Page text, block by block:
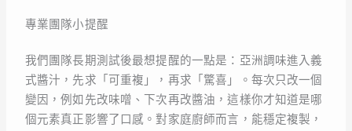
專業團隊小提醒
我們團隊長期測試後最想提醒的一點是：亞洲調味進入義
式醬汁，先求「可重複」，再求「驚喜」。每次只改一個
變因，例如先改味噌、下次再改醬油，這樣你才知道是哪
個元素真正影響了口感。對家庭廚師而言，能穩定複製，